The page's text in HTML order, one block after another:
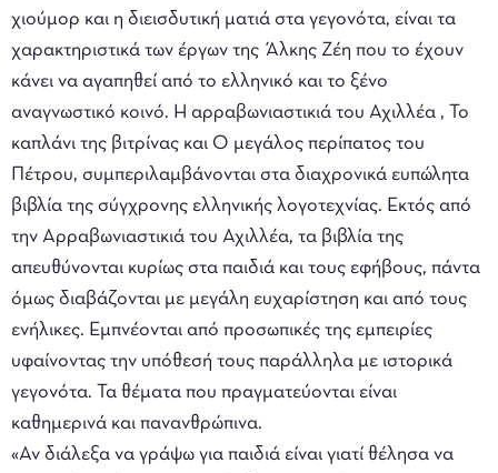
χιούμορ και η διεισδυτική ματιά στα γεγονότα, είναι τα
χαρακτηριστικά των έργων της Άλκης Ζέη που το έχουν
κάνει να αγαπηθεί από το ελληνικό και το ξένο
αναγνωστικό κοινό. Η αρραβωνιαστικιά του Αχιλλέα , Το
καπλάνι της βιτρίνας και Ο μεγάλος περίπατος του
Πέτρου, συμπεριλαμβάνονται στα διαχρονικά ευπώλητα
βιβλία της σύγχρονης ελληνικής λογοτεχνίας. Εκτός από
την Αρραβωνιαστικιά του Αχιλλέα, τα βιβλία της
απευθύνονται κυρίως στα παιδιά και τους εφήβους, πάντα
όμως διαβάζονται με μεγάλη ευχαρίστηση και από τους
ενήλικες. Εμπνέονται από προσωπικές της εμπειρίες
υφαίνοντας την υπόθεσή τους παράλληλα με ιστορικά
γεγονότα. Τα θέματα που πραγματεύονται είναι
καθημερινά και πανανθρώπινα.
«Αν διάλεξα να γράψω για παιδιά είναι γιατί θέλησα να